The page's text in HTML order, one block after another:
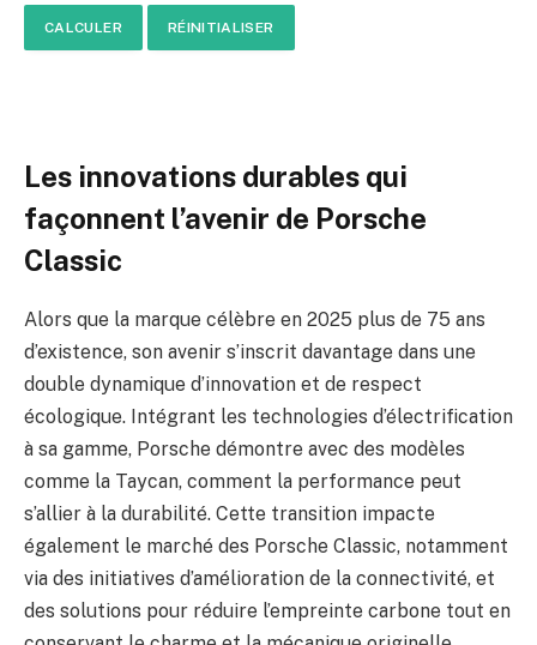
CALCULER RÉINITIALISER
Les innovations durables qui
façonnent l’avenir de Porsche
Classic
Alors que la marque célèbre en 2025 plus de 75 ans
d’existence, son avenir s’inscrit davantage dans une
double dynamique d’innovation et de respect
écologique. Intégrant les technologies d’électrification
à sa gamme, Porsche démontre avec des modèles
comme la Taycan, comment la performance peut
s’allier à la durabilité. Cette transition impacte
également le marché des Porsche Classic, notamment
via des initiatives d’amélioration de la connectivité, et
des solutions pour réduire l’empreinte carbone tout en